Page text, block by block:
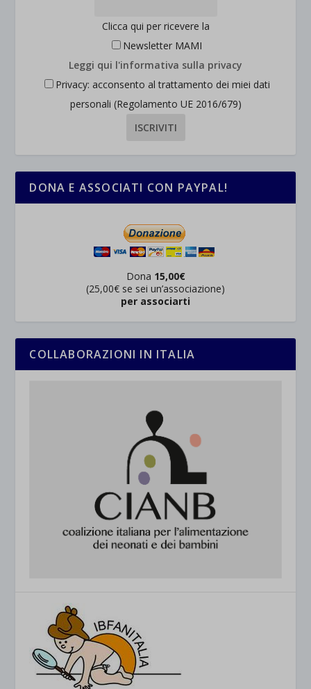
Clicca qui per ricevere la
Newsletter MAMI
Leggi qui l'informativa sulla privacy
Privacy: acconsento al trattamento dei miei dati
personali (Regolamento UE 2016/679)
DONA E ASSOCIATI CON PAYPAL!
Dona 15,00€
(25,00€ se sei un’associazione)
per associarti
COLLABORAZIONI IN ITALIA